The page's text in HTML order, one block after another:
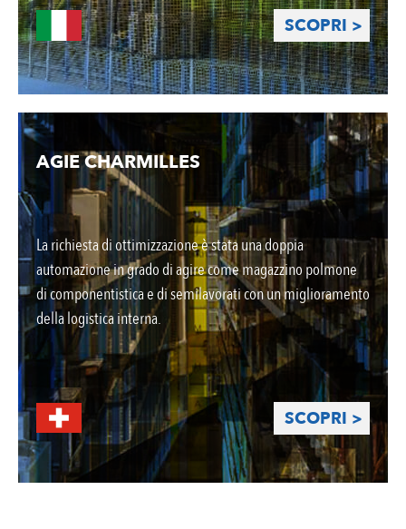
SCOPRI >
AGIE CHARMILLES
La richiesta di ottimizzazione è stata una doppia
automazione in grado di agire come magazzino polmone
di componentistica e di semilavorati con un miglioramento
della logistica interna.
SCOPRI >